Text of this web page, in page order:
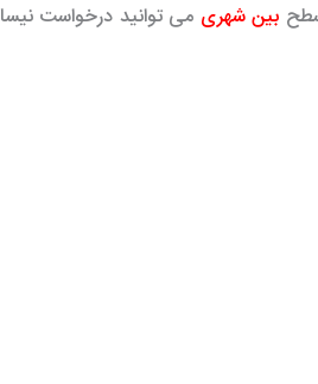
بین شهری می توانید درخواست